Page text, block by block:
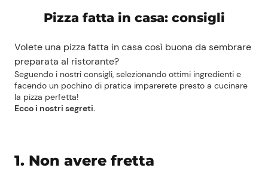
Pizza fatta in casa: consigli
Volete una pizza fatta in casa così buona da sembrare
preparata al ristorante?
Seguendo i nostri consigli, selezionando ottimi ingredienti e
facendo un pochino di pratica imparerete presto a cucinare
la pizza perfetta!
Ecco i nostri segreti.
1. Non avere fretta